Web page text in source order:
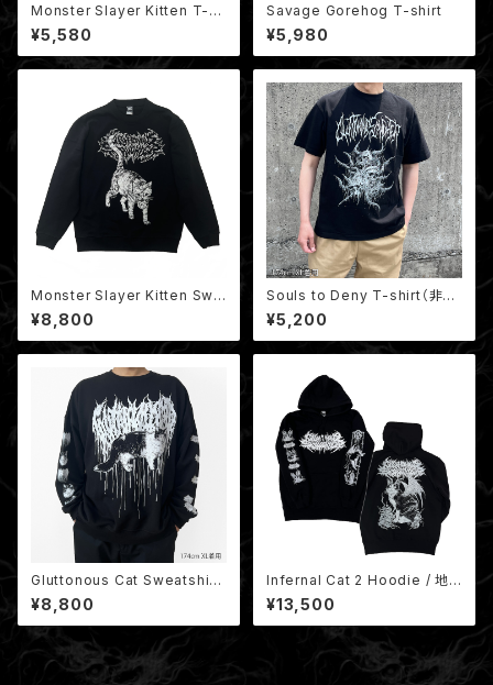
Monster Slayer Kitten T-sh
irt / モンスタースレイヤー子猫
¥5,580
Savage Gorehog T-shirt
¥5,980
Monster Slayer Kitten Swe
atshirt / モンスタースレイヤー
子猫 クルーネックスウェット（裏
パイル）
¥8,800
Souls to Deny T-shirt（非売
品ミニポスター付き）
¥5,200
Gluttonous Cat Sweatshirt
/ 地域の悪魔猫 クルーネックス
ウェット (裏パイル)
¥8,800
Infernal Cat 2 Hoodie / 地
獄猫 2 （裏起毛）
¥13,500